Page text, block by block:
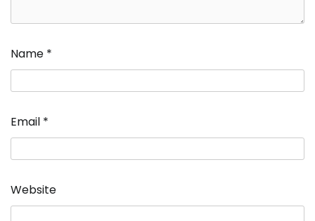
Name *
Email *
Website